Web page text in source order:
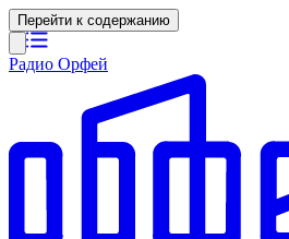
Перейти к содержанию
Радио Орфей